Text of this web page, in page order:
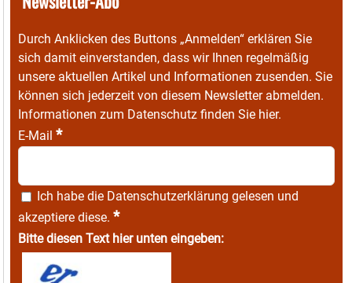
Durch Anklicken des Buttons „Anmelden“ erklären Sie
sich damit einverstanden, dass wir Ihnen regelmäßig
unsere aktuellen Artikel und Informationen zusenden. Sie
können sich jederzeit von diesem Newsletter abmelden.
Informationen zum Datenschutz finden Sie hier.
E-Mail *
Ich habe die Datenschutzerklärung gelesen und
akzeptiere diese. *
Bitte diesen Text hier unten eingeben: